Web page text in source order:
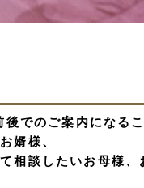
でのご案内になる
婿様、
相談したいお母様、